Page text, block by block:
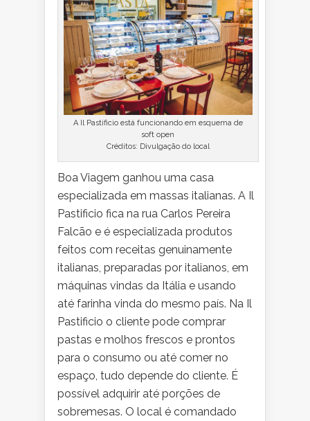
A Il Pastificio está funcionando em esquema de
soft open
Créditos: Divulgação do local
Boa Viagem ganhou uma casa
especializada em massas italianas. A Il
Pastificio fica na rua Carlos Pereira
Falcão e é especializada produtos
feitos com receitas genuinamente
italianas, preparadas por italianos, em
máquinas vindas da Itália e usando
até farinha vinda do mesmo país. Na Il
Pastificio o cliente pode comprar
pastas e molhos frescos e prontos
para o consumo ou até comer no
espaço, tudo depende do cliente. É
possível adquirir até porções de
sobremesas. O local é comandado